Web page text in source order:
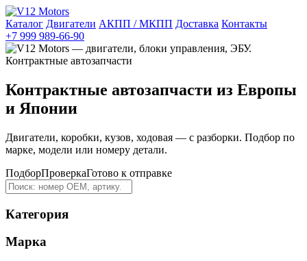
Каталог Двигатели АКПП / МКПП Доставка Контакты
+7 999 989-66-90
Контрактные автозапчасти из Европы
и Японии
Двигатели, коробки, кузов, ходовая — с разборки. Подбор по
марке, модели или номеру детали.
ПодборПроверкаГотово к отправке
Категория
Марка